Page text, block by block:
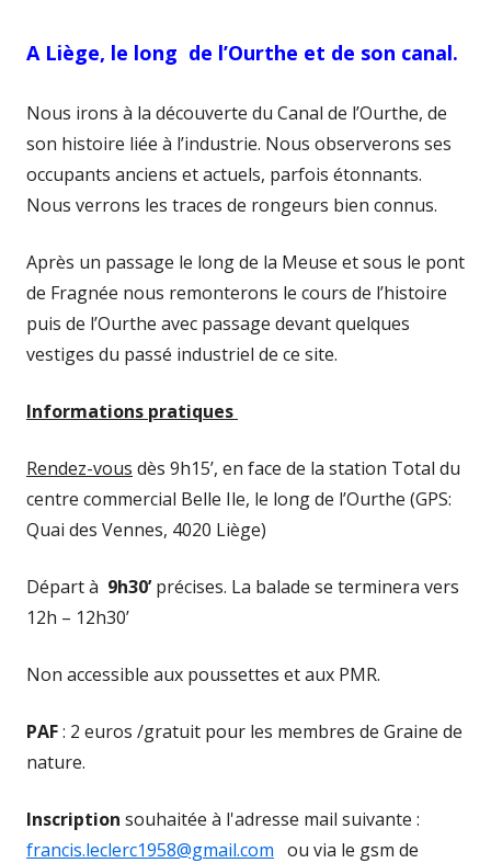
A Liège, le long de l’Ourthe et de son canal.
Nous irons à la découverte du Canal de l’Ourthe, de
son histoire liée à l’industrie. Nous observerons ses
occupants anciens et actuels, parfois étonnants.
Nous verrons les traces de rongeurs bien connus.
Après un passage le long de la Meuse et sous le pont
de Fragnée nous remonterons le cours de l’histoire
puis de l’Ourthe avec passage devant quelques
vestiges du passé industriel de ce site.
Informations pratiques
Rendez-vous dès 9h15’, en face de la station Total du
centre commercial Belle Ile, le long de l’Ourthe (GPS:
Quai des Vennes, 4020 Liège)
Départ à 9h30’précises. La balade se terminera vers
12h – 12h30’
Non accessible aux poussettes et aux PMR.
PAF: 2 euros /gratuit pour les membres de Graine de
nature.
Inscription souhaitée à l'adresse mail suivante :
francis.leclerc1958@gmail.com ou via le gsm de